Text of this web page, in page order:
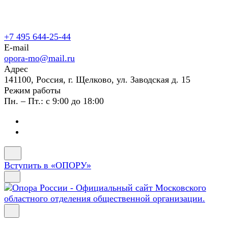
+7 495 644-25-44
E-mail
opora-mo@mail.ru
Адрес
141100, Россия, г. Щелково, ул. Заводская д. 15
Режим работы
Пн. – Пт.: с 9:00 до 18:00
Вступить в «ОПОРУ»